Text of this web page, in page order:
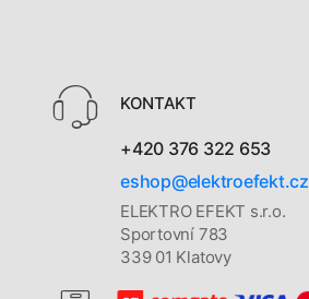
KONTAKT
+420 376 322 653
eshop@elektroefekt.cz
ELEKTRO EFEKT s.r.o.
Sportovní 783
339 01 Klatovy